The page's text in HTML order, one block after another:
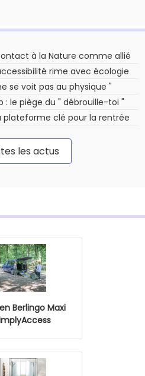
à la Nature comme allié
rime avec écologie
se voit pas au physique "
le piège du " débrouille-toi "
plateforme clé pour la rentrée
les actus
Berlingo Maxi